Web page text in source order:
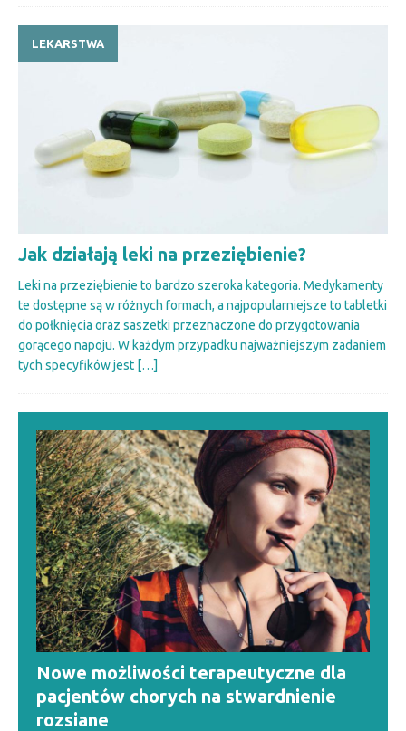
LEKARSTWA
Jak działają leki na przeziębienie?
Leki na przeziębienie to bardzo szeroka kategoria. Medykamenty
te dostępne są w różnych formach, a najpopularniejsze to tabletki
do połknięcia oraz saszetki przeznaczone do przygotowania
gorącego napoju. W każdym przypadku najważniejszym zadaniem
tych specyfików jest […]
Nowe możliwości terapeutyczne dla
pacjentów chorych na stwardnienie
rozsiane